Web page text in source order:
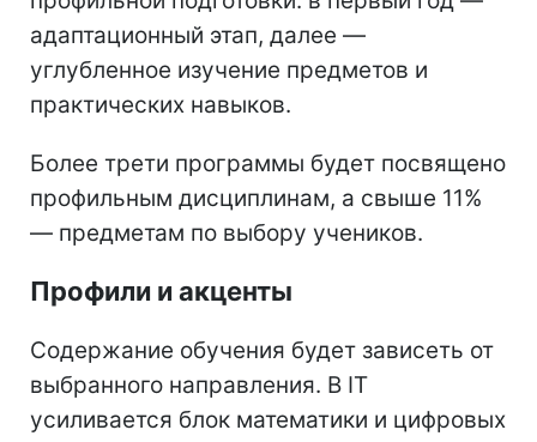
адаптационный этап, далее —
углубленное изучение предметов и
практических навыков.
Более трети программы будет посвящено
профильным дисциплинам, а свыше 11%
— предметам по выбору учеников.
Профили и акценты
Содержание обучения будет зависеть от
выбранного направления. В IT
усиливается блок математики и цифровых